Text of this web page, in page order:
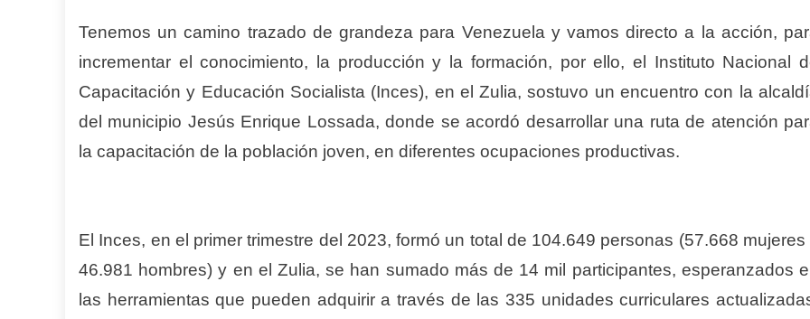
Tenemos un camino trazado de grandeza para Venezuela y vamos directo a la acción,
incrementar el conocimiento, la producción y la formación, por ello, el Instituto Nacional
Capacitación y Educación Socialista (Inces), en el Zulia, sostuvo un encuentro con la
del municipio Jesús Enrique Lossada, donde se acordó desarrollar una ruta de atención
la capacitación de la población joven, en diferentes ocupaciones productivas.
El Inces, en el primer trimestre del 2023, formó un total de 104.649 personas (57.668 mujeres
46.981 hombres) y en el Zulia, se han sumado más de 14 mil participantes, esperanzados
las herramientas que pueden adquirir a través de las 335 unidades curriculares